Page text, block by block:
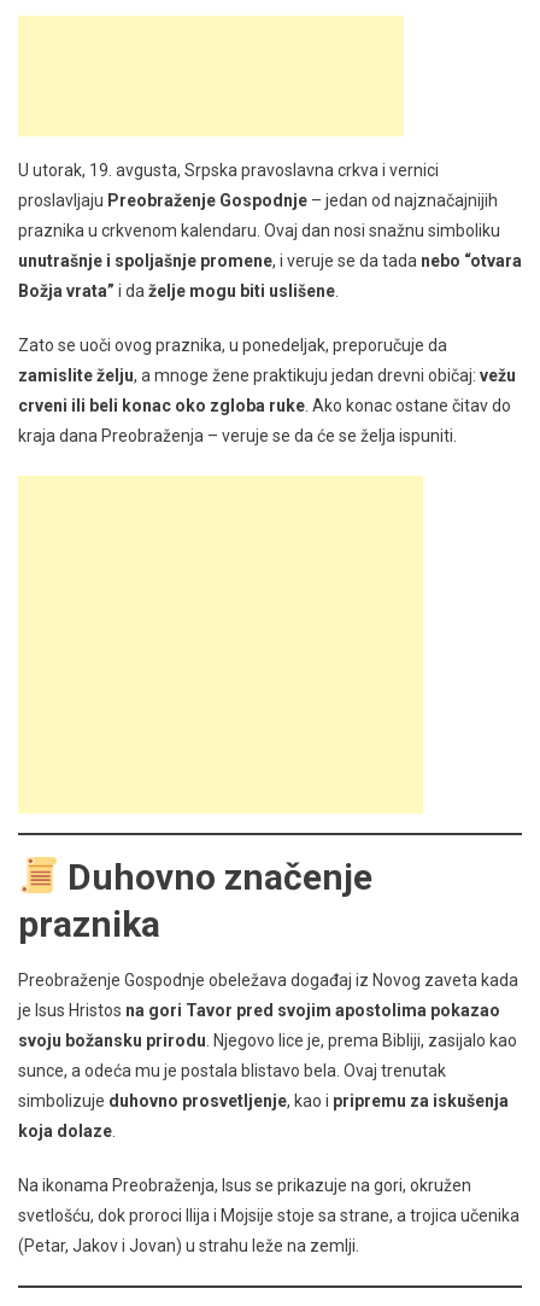
U utorak, 19. avgusta, Srpska pravoslavna crkva i vernici
proslavljaju Preobraženje Gospodnje – jedan od najznačajnijih
praznika u crkvenom kalendaru. Ovaj dan nosi snažnu simboliku
unutrašnje i spoljašnje promene, i veruje se da tada nebo “otvara
Božja vrata” i da želje mogu biti uslišene
Zato se uoči ovog praznika, u ponedeljak, preporučuje da
zamislite želju, a mnoge žene praktikuju jedan drevni običaj: vežu
crveni ili beli konac oko zgloba ruke . Ako konac ostane čitav do
kraja dana Preobraženja – veruje se da će se želja ispuniti.
Duhovno značenje
praznika
Preobraženje Gospodnje obeležava događaj iz Novog zaveta kada
je Isus Hristos na gori Tavor pred svojim apostolima pokazao
svoju božansku prirodu . Njegovo lice je, prema Bibliji, zasijalo kao
sunce, a odeća mu je postala blistavo bela. Ovaj trenutak
simbolizuje duhovno prosvetljenje, kao i pripremu za iskušenja
koja dolaze
Na ikonama Preobraženja, Isus se prikazuje na gori, okružen
svetlošću, dok proroci Ilija i Mojsije stoje sa strane, a trojica učenika
(Petar, Jakov i Jovan) u strahu leže na zemlji.